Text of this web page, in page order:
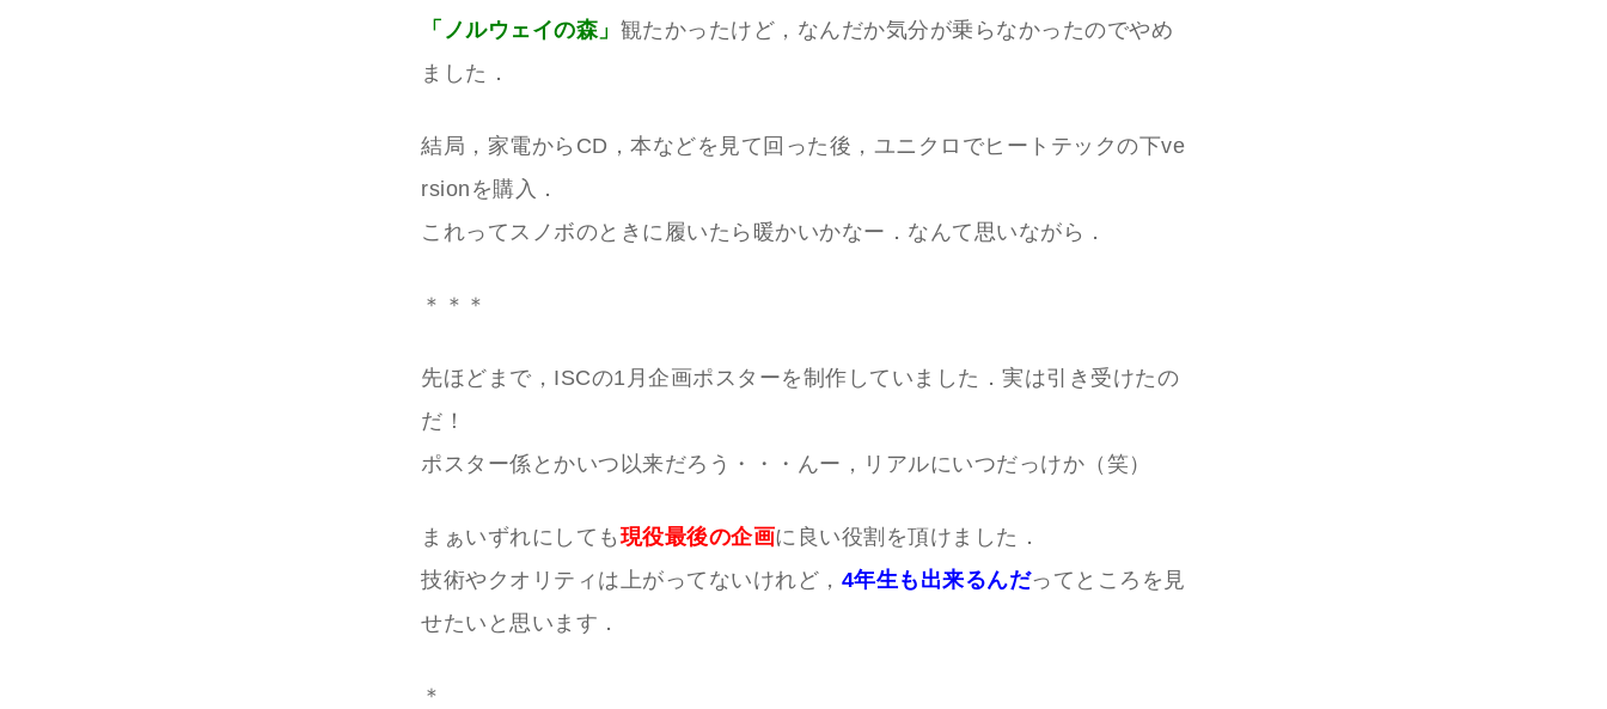
「ノルウェイの森」 観たかったけど，なんだか気分が乗らなかったのでやめ
ました．
結局，家電からCD，本などを見て回った後，ユニクロでヒートテックの下ve
rsionを購入．
これってスノボのときに履いたら暖かいかなー．なんて思いながら．
＊＊＊
先ほどまで，ISCの1月企画ポスターを制作していました．実は引き受けたの
だ！
ポスター係とかいつ以来だろう・・・んー，リアルにいつだっけか（笑）
まぁいずれにしても 現役最後の企画に良い役割を頂けました．
技術やクオリティは上がってないけれど， 4年生も出来るんだってところを見
せたいと思います．
＊